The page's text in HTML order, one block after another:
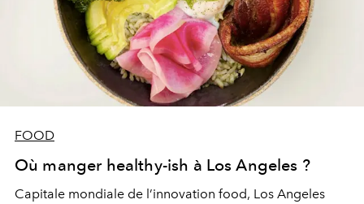
FOOD
Où manger healthy-ish à Los Angeles ?
Capitale mondiale de l’innovation food, Los Angeles